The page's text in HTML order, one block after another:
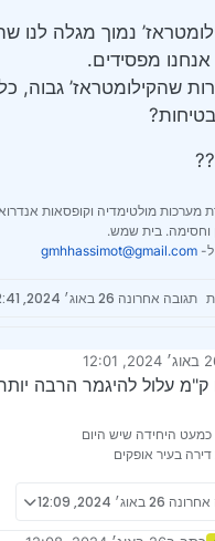
נמוך מגלה לנו
מפסידים.
שהקילומטראז’ גבוה,
מערכות מולטימדיה וקופסאות
וחסימה. בית שמש.
gmhhassimot@gmail.com
תגובה אחרונה 26 באוג׳ 2024, 12:41
12:01
לאחרונה על ידי
עלול להיגמר הרבה יותר מהר
היחידה שיש היום
בעיר אופקים
אחרונה 26 באוג׳ 2024, 12:09